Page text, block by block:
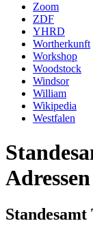
Zoom
ZDF
YHRD
Wortherkunft
Workshop
Woodstock
Windsor
William
Wikipedia
Westfalen
Standesamt